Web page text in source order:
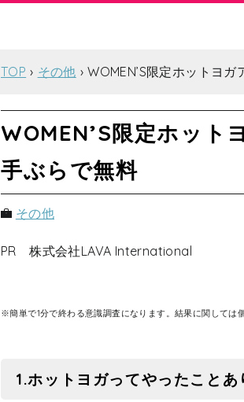
TOP その他 WOMEN’S限定ホットヨ
WOMEN’S限定ホット
手ぶらで無料
その他
PR 株式会社LAVA International
※簡単で1分で終わる意識調査になります。結果に関しては
1.ホットヨガってやったことあ